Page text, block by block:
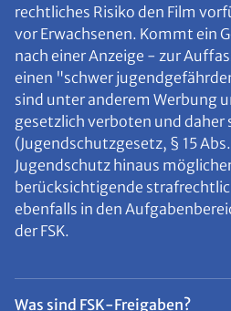
rechtliches Risiko den Film
vor Erwachsenen. Kommt ein
nach einer Anzeige - zur
einen "schwer
sind unter anderem Werbung
gesetzlich verboten und daher
(Jugendschutzgesetz, § 15
Jugendschutz hinaus
berücksichtigende
ebenfalls in den
der FSK.
Was sind FSK-Freigaben?